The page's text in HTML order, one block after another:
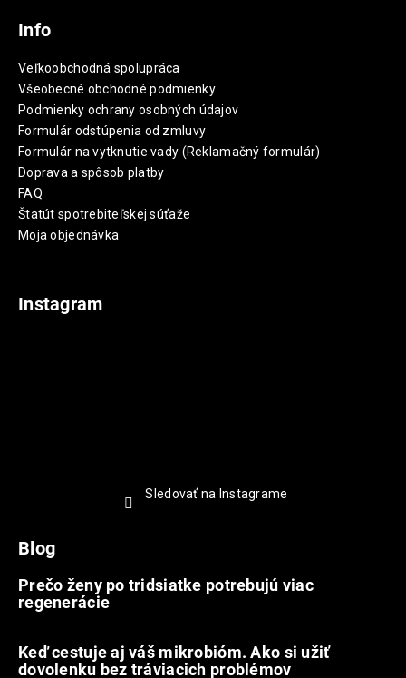
Info
Veľkoobchodná spolupráca
Všeobecné obchodné podmienky
Podmienky ochrany osobných údajov
Formulár odstúpenia od zmluvy
Formulár na vytknutie vady (Reklamačný formulár)
Doprava a spôsob platby
FAQ
Štatút spotrebiteľskej súťaže
Moja objednávka
Instagram
Sledovať na Instagrame
Blog
Prečo ženy po tridsiatke potrebujú viac
regenerácie
Keď cestuje aj váš mikrobióm. Ako si užiť
dovolenku bez tráviacich problémov